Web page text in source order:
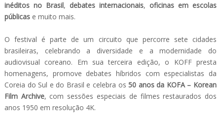
inéditos no Brasil, debates internacionais,oficinas em escolas
públicase muito mais.
O festival é parte de um circuito que percorre sete cidades
brasileiras, celebrando a diversidade e a modernidade do
audiovisual coreano. Em sua terceira edição, o KOFF presta
homenagens, promove debates híbridos com especialistas da
Coreia do Sul e do Brasil e celebra os50 anos da KOFA – Korean
Film Archive, com sessões especiais de filmes restaurados dos
anos 1950 em resolução 4K.